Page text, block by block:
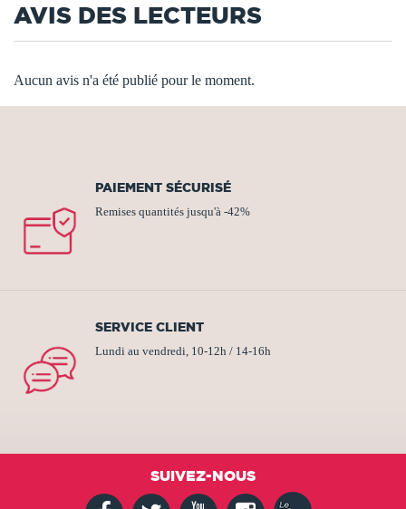
AVIS DES LECTEURS
Aucun avis n'a été publié pour le moment.
PAIEMENT SÉCURISÉ
Remises quantités jusqu'à -42%
SERVICE CLIENT
Lundi au vendredi, 10-12h / 14-16h
SUIVEZ-NOUS